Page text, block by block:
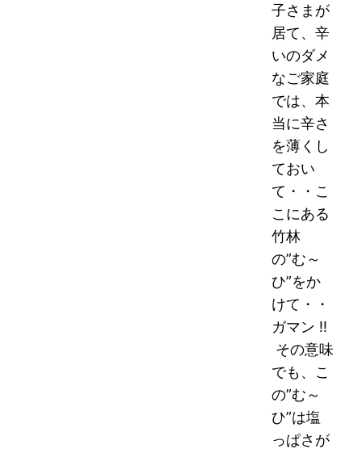
子さまが
居て、辛
いのダメ
なご家庭
では、本
当に辛さ
を薄くし
ておい
て・・こ
こにある
竹林
の”む～
ひ”をか
けて・・
ガマン !!
その意味
でも、こ
の”む～
ひ”は塩
っぱさが